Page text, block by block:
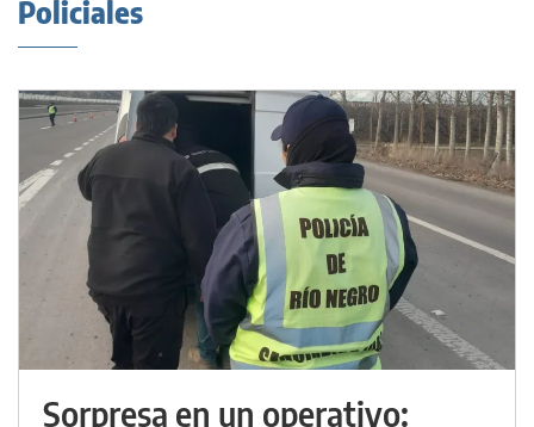
Policiales
Sorpresa en un operativo: